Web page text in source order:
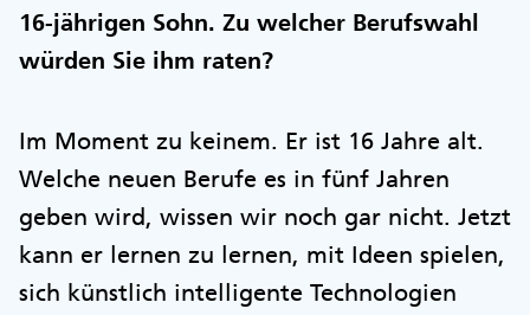
16-jährigen Sohn. Zu welcher Berufswahl
würden Sie ihm raten?
Im Moment zu keinem. Er ist 16 Jahre alt.
Welche neuen Berufe es in fünf Jahren
geben wird, wissen wir noch gar nicht. Jetzt
kann er lernen zu lernen, mit Ideen spielen,
sich künstlich intelligente Technologien